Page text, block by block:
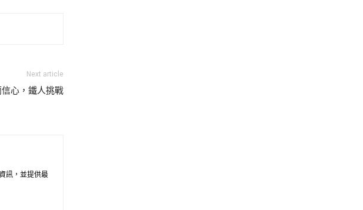
Next article
心，鐵人挑戰
訊，並提供最